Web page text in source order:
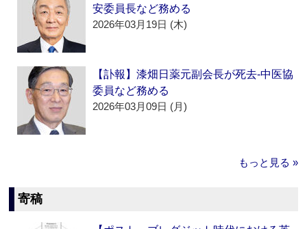
安委員長など務める
2026年03月19日 (木)
【訃報】漆畑日薬元副会長が死去‐中医協
委員など務める
2026年03月09日 (月)
もっと見る »
寄稿